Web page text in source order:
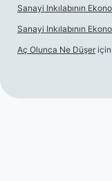
Sanayi Inkılabının
Sanayi Inkılabının
Aç Olunca Ne Düşer için